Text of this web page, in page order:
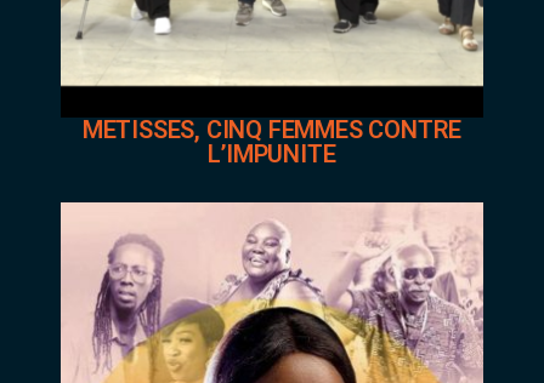
METISSES, CINQ FEMMES CONTRE
L’IMPUNITE